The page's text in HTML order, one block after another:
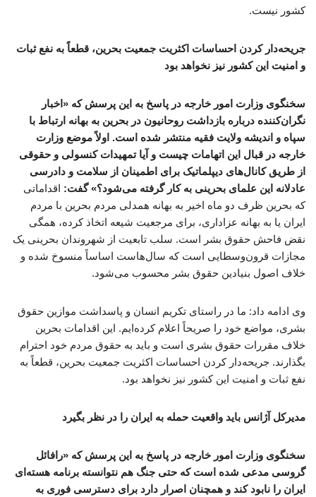
کشور نیست.
جریحه‌دار کردن احساسات اکثریت جمعیت بحرین، قطعاً به نفع ثبات
و امنیت این کشور نیز نخواهد بود
سخنگوی وزارت امور خارجه در پاسخ به این پرسش که «اخبار
نگران‌کننده‌ درباره بازداشت روحانیون در بحرین به بهانه ارتباط با
سپاه و اندیشه ولایت فقیه منتشر شده است. اولاً موضع وزارت
خارجه در قبال این اتهامات چیست و آیا تمهیدات کنسولی و حقوقی
از طریق کانال‌های دیپلماتیک برای اطمینان از سلامت و دادرسی
عادلانه این علمای بحرینی به کار گرفته می‌شود؟» گفت: اقداماتی
که بحرین ظرف دو ماه اخیر به بهانه همدلی مردم بحرین با مردم
ایران یا به بهانه عزاداری، برای مرجعیت شیعه اتخاذ کرده، همگی
نقض فاحش حقوق بشر است. سلب تابعیت از شهروندان بحرینی یک
مجازات قرون‌وسطایی است که سال‌هاست اساساً منسوخ شده و
خلاف اصول بنیادین حقوق بشر محسوب می‌شود.
وی ادامه داد: ما در راستای تکریم انسان و پاسداشت موازین حقوق
بشری، مواضع خود را صریحاً اعلام کرده‌ایم. این اقدامات بحرین
خلاف مقررات حقوق بشری است و باید به حقوق مردم خود احترام
بگذارند. جریحه‌دار کردن احساسات اکثریت جمعیت بحرین، قطعاً به
نفع ثبات و امنیت این کشور نیز نخواهد بود.
مدیرکل آژانس باید واقعیت حمله به ایران را در نظر بگیرد
سخنگوی وزارت امور خارجه در پاسخ به این پرسش که «رافائل
گروسی مدعی شده است که حتی جنگ هم نتوانسته برنامه هسته‌ای
ایران را نابود کند و همچنان اصرار دارد برای دسترسی فوری به